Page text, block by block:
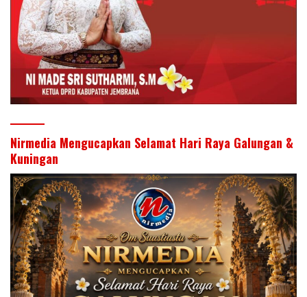
Nirmedia Mengucapkan Selamat Hari Raya Galungan &
Kuningan